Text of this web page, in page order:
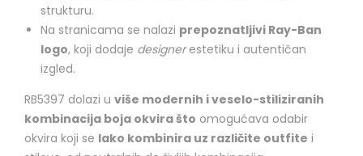
strukturu.
Na stranicama se nalazi prepoznatljivi Ray-Ban
logo, koji dodaje designerestetiku i autentičan
izgled.
RB5397 dolazi u više modernih i veselo-stiliziranih
kombinacija boja okvira što omogućava odabir
okvira koji se lako kombinira uz različite outfite i